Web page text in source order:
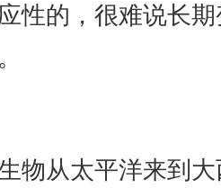
性的，很难说长
物从太平洋来到